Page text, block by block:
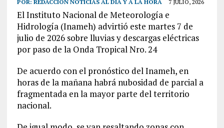
POR: REDACCIÓN NOTICIAS AL DIA Y A LA HORA 7 JULIO, 2026
El Instituto Nacional de Meteorología e
Hidrología (Inameh) advirtió este martes 7 de
julio de 2026 sobre lluvias y descargas eléctricas
por paso de la Onda Tropical Nro. 24
De acuerdo con el pronóstico del Inameh, en
horas de la mañana habrá nubosidad de parcial a
fragmentada en la mayor parte del territorio
nacional.